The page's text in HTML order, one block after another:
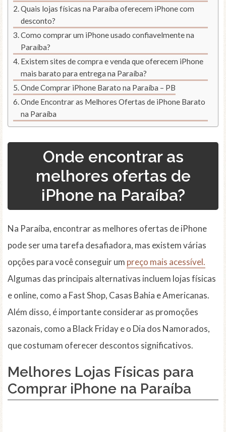
Quais lojas físicas na Paraíba oferecem iPhone com
desconto?
Como comprar um iPhone usado confiavelmente na
Paraíba?
Existem sites de compra e venda que oferecem iPhone
mais barato para entrega na Paraíba?
Onde Comprar iPhone Barato na Paraíba – PB
Onde Encontrar as Melhores Ofertas de iPhone Barato
na Paraíba
Onde encontrar as
melhores ofertas de
iPhone na Paraíba?
Na Paraíba, encontrar as melhores ofertas de iPhone
pode ser uma tarefa desafiadora, mas existem várias
opções para você conseguir um preço mais acessível.
Algumas das principais alternativas incluem lojas físicas
e online, como a Fast Shop, Casas Bahia e Americanas.
Além disso, é importante considerar as promoções
sazonais, como a Black Friday e o Dia dos Namorados,
que costumam oferecer descontos significativos.
Melhores Lojas Físicas para
Comprar iPhone na Paraíba